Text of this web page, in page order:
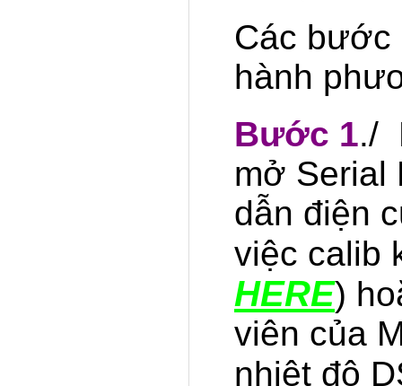
Các bước
hành
Bước 1./
mở Serial
dẫn điện
việc calib
HERE)
viên của
nhiệt độ